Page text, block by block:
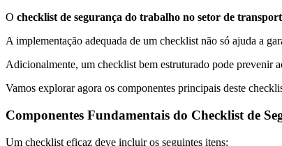
O checklist de segurança do trabalho no setor de
A implementação adequada de um checklist não só ajuda a
Adicionalmente, um checklist bem estruturado pode prevenir
Vamos explorar agora os componentes principais deste
Componentes Fundamentais do Checklist de
Um checklist eficaz deve incluir os seguintes itens: